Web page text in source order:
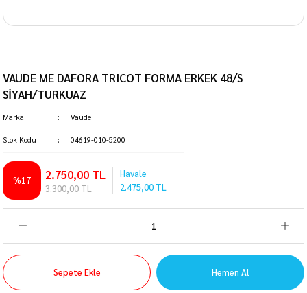
VAUDE ME DAFORA TRICOT FORMA ERKEK 48/S
SİYAH/TURKUAZ
Marka Vaude
Stok Kodu 04619-010-5200
%17 2.750,00 TL
3.300,00 TL
Havale
2.475,00 TL
Sepete Ekle Hemen Al